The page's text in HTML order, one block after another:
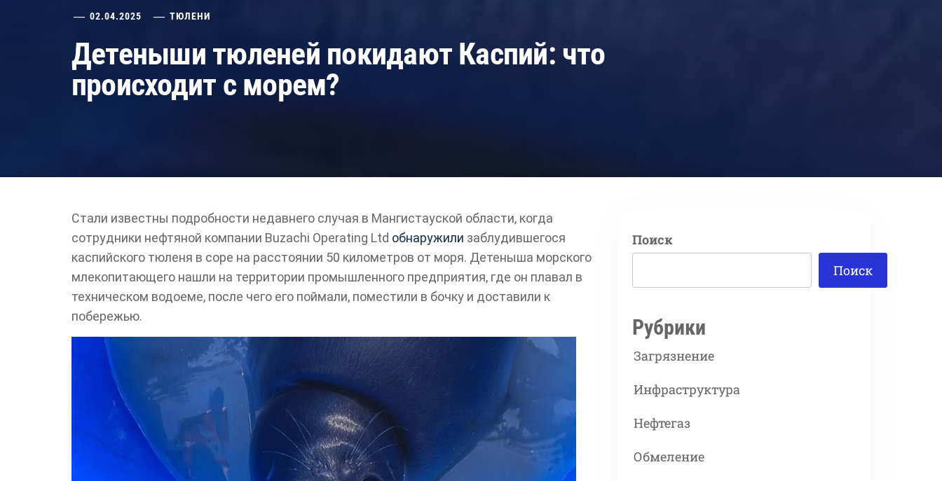
02.04.2025 ТЮЛЕНИ
Детеныши тюленей покидают Каспий: что
происходит с морем?
Стали известны подробности недавнего случая в Мангистауской области, когда
сотрудники нефтяной компании Buzachi Operating Ltd обнаружили заблудившегося
каспийского тюленя в соре на расстоянии 50 километров от моря. Детеныша морского
млекопитающего нашли на территории промышленного предприятия, где он плавал в
техническом водоеме, после чего его поймали, поместили в бочку и доставили к
побережью.
Поиск
Поиск
Рубрики
Загрязнение
Инфраструктура
Нефтегаз
Обмеление